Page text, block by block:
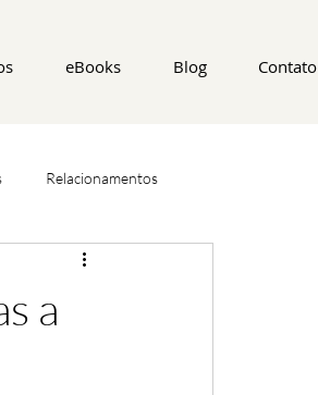
eBooks Blog Contato
Relacionamentos
a